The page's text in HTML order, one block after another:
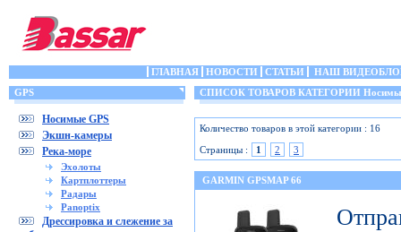
ГЛАВНАЯ НОВОСТИ СТАТЬИ
НАШ
GPS
Носимые GPS
Экшн-камеры
Река-море
Эхолоты
Картплоттеры
Радары
Panoptix
Дрессировка и слежение за
СПИСОК ТОВАРОВ КАТЕГОРИИ
Количество товаров в этой категории : 16
Страницы :
1 2 3
GARMIN GPSMAP 66